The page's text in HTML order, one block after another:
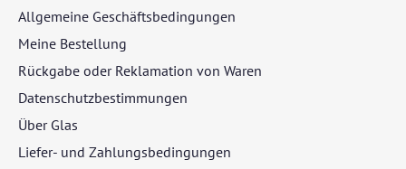
Allgemeine Geschäftsbedingungen
Meine Bestellung
Rückgabe oder Reklamation von Waren
Datenschutzbestimmungen
Über Glas
Liefer- und Zahlungsbedingungen